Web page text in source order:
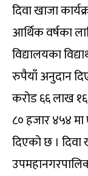
दिवा खाजा
आर्थिक वर्षका
विद्यालयका
रुपैयाँ अनुदान
करोड ६६ लाख
८० हजार ४५४
दिएको छ । दिवा